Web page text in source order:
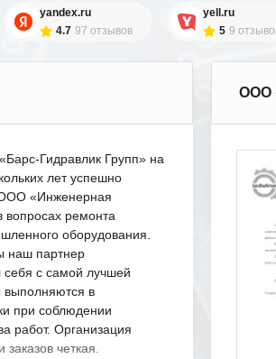
yandex.ru
4.7 97 отзывов
yell.ru
5 9
Гидравлик Групп» на
лет успешно
ООО «Инженерная
вопросах ремонта
оборудования.
наш партнер
себя с самой лучшей
выполняются в
при соблюдении
работ. Организация
четкая.
ООО